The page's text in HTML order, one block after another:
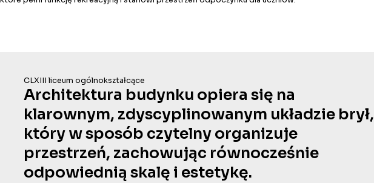
CLXIII liceum ogólnokształcące
Architektura budynku opiera się na
klarownym, zdyscyplinowanym układzie brył,
który w sposób czytelny organizuje
przestrzeń, zachowując równocześnie
odpowiednią skalę i estetykę.